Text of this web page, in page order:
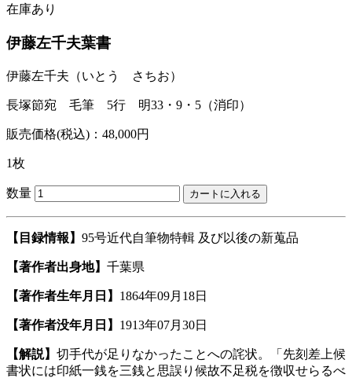
在庫あり
伊藤左千夫葉書
伊藤左千夫 （いとう さちお）
長塚節宛 毛筆 5行 明33・9・5（消印）
販売価格(税込)：48,000円
1枚
数量
【目録情報】 95号近代自筆物特輯 及び以後の新蒐品
【著作者出身地】 千葉県
【著作者生年月日】 1864年09月18日
【著作者没年月日】 1913年07月30日
【解説】 切手代が足りなかったことへの詫状。「先刻差上候
書状には印紙一銭を三銭と思誤り候故不足税を徴収せらるべ